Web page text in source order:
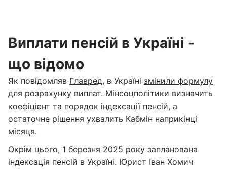
Виплати пенсій в Україні -
що відомо
Як повідомляв Главред, в Україні змінили формулу
для розрахунку виплат. Мінсоцполітики визначить
коефіцієнт та порядок індексації пенсій, а
остаточне рішення ухвалить Кабмін наприкінці
місяця.
Окрім цього, 1 березня 2025 року запланована
індексація пенсій в Україні. Юрист Іван Хомич